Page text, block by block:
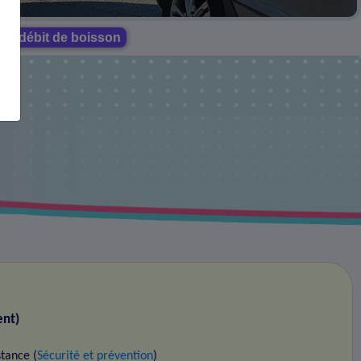
débit de boisson
(Sécurité et prévention)